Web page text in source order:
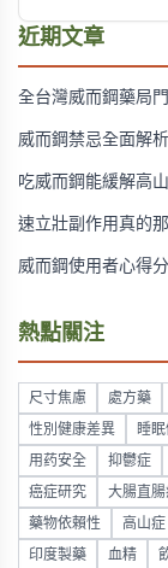
近期文章
全台灣威而鋼藥局
威而鋼禁忌全面解
吃威而鋼能緩解高
速立壯副作用真的
威而鋼使用者心得
熱點關注
尺寸焦慮 處方藥
性別健康差異 睡
用药安全 抑鬱症
癌症研究 大腸直腸
藥物依賴性 高山症
印度製藥 血精